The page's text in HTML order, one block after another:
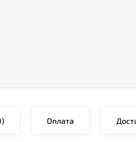
Оплата